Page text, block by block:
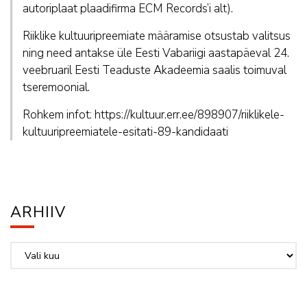
autoriplaat plaadifirma ECM Records’i alt).
Riiklike kultuuripreemiate määramise otsustab valitsus
ning need antakse üle Eesti Vabariigi aastapäeval 24.
veebruaril Eesti Teaduste Akadeemia saalis toimuval
tseremoonial.
Rohkem infot: https://kultuur.err.ee/898907/riiklikele-
kultuuripreemiatele-esitati-89-kandidaati
ARHIIV